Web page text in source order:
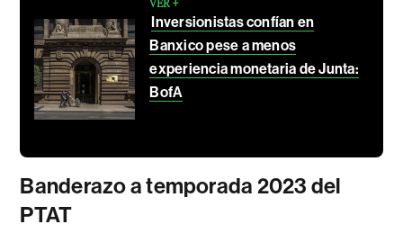
Inversionistas confían en
Banxico pese a menos
experiencia monetaria de Junta:
BofA
Banderazo a temporada 2023 del
PTAT